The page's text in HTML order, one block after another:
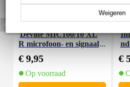
Weigeren
Devine MIC100/10 XL
R microfoon- en signaal
€ 9,95
Op voorraad
€